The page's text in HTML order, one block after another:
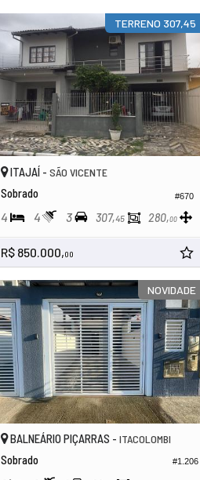
TERRENO 307,45
#670
ITAJAÍ - SÃO VICENTE
Sobrado
4 4 3 307,45 280,00
R$ 850.000,00
NOVIDADE
#1.206
BALNEÁRIO PIÇARRAS - ITACOLOMBI
Sobrado